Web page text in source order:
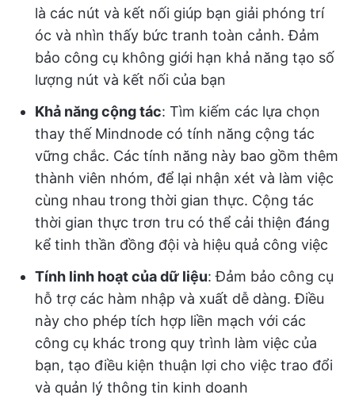
là các nút và kết nối giúp bạn giải phóng trí
óc và nhìn thấy bức tranh toàn cảnh. Đảm
bảo công cụ không giới hạn khả năng tạo số
lượng nút và kết nối của bạn
Khả năng cộng tác: Tìm kiếm các lựa chọn
thay thế Mindnode có tính năng cộng tác
vững chắc. Các tính năng này bao gồm thêm
thành viên nhóm, để lại nhận xét và làm việc
cùng nhau trong thời gian thực. Cộng tác
thời gian thực trơn tru có thể cải thiện đáng
kể tinh thần đồng đội và hiệu quả công việc
Tính linh hoạt của dữ liệu: Đảm bảo công cụ
hỗ trợ các hàm nhập và xuất dễ dàng. Điều
này cho phép tích hợp liền mạch với các
công cụ khác trong quy trình làm việc của
bạn, tạo điều kiện thuận lợi cho việc trao đổi
và quản lý thông tin kinh doanh